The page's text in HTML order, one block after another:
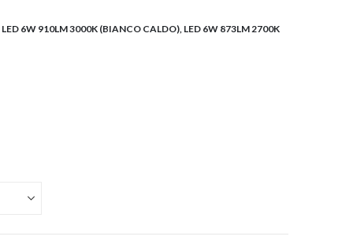
6W 910LM 3000K (BIANCO CALDO), LED 6W 873LM 2700K